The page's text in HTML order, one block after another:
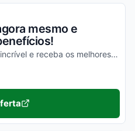
mesmo e
Aproveite esta oportunidade incrível e receba os melhores descontos ainda hoje!